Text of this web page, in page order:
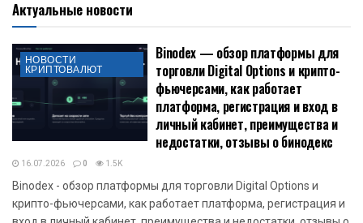
Актуальные новости
НОВОСТИ
КРИПТОВАЛЮТ
Binodex — обзор платформы для
торговли Digital Options и крипто-
фьючерсами, как работает
платформа, регистрация и вход в
личный кабинет, преимущества и
недостатки, отзывы о бинодекс
16.07.2026 0 1.5K
Binodex - обзор платформы для торговли Digital Options и
крипто-фьючерсами, как работает платформа, регистрация и